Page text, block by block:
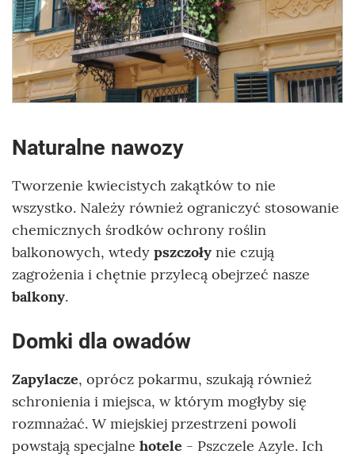
Naturalne nawozy
Tworzenie kwiecistych zakątków to nie
wszystko. Należy również ograniczyć stosowanie
chemicznych środków ochrony roślin
balkonowych, wtedy pszczoły nie czują
zagrożenia i chętnie przylecą obejrzeć nasze
balkony.
Domki dla owadów
Zapylacze, oprócz pokarmu, szukają również
schronienia i miejsca, w którym mogłyby się
rozmnażać. W miejskiej przestrzeni powoli
powstają specjalne hotele - Pszczele Azyle. Ich